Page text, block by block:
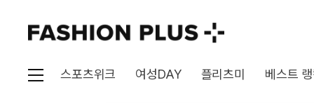
스포츠위크 여성DAY 플리츠미 베스트